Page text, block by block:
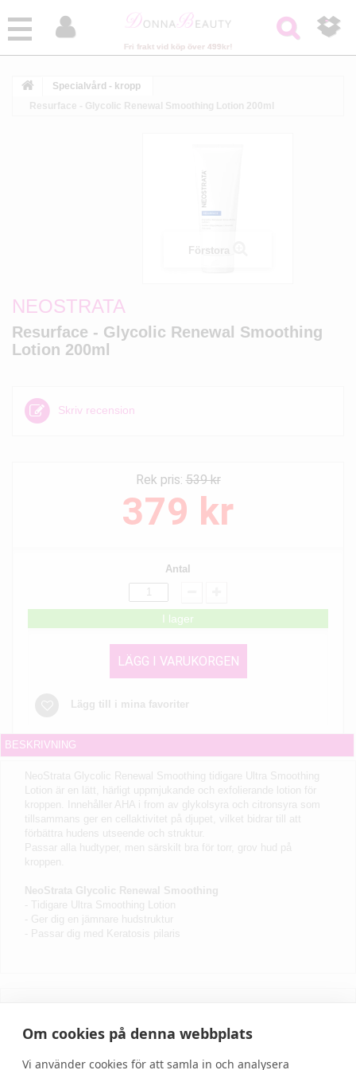
Specialvård - kropp
Resurface - Glycolic Renewal Smoothing Lotion 200ml
Förstora
NEOSTRATA
Resurface - Glycolic Renewal Smoothing
Lotion 200ml
Skriv recension
Rek pris:539 kr
379 kr
Antal
I lager
LÄGG I VARUKORGEN
Lägg till i mina favoriter
BESKRIVNING
NeoStrata Glycolic Renewal Smoothing tidigare Ultra Smoothing
Lotion är en lätt, härligt uppmjukande och exfolierande lotion för
kroppen. Innehåller AHA i from av glykolsyra och citronsyra som
tillsammans ger en cellaktivitet på djupet, vilket bidrar till att
förbättra hudens utseende och struktur.
Passar alla hudtyper, men särskilt bra för torr, grov hud på
kroppen.
NeoStrata Glycolic Renewal Smoothing
- Tidigare Ultra Smoothing Lotion
- Ger dig en jämnare hudstruktur
- Passar dig med Keratosis pilaris
Fri frakt vid köp över 499kr!
 

Om cookies på denna webbplats
Vi använder cookies för att samla in och analysera